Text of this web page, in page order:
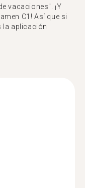
vacaciones". ¡Y
C1! Así que si
la aplicación